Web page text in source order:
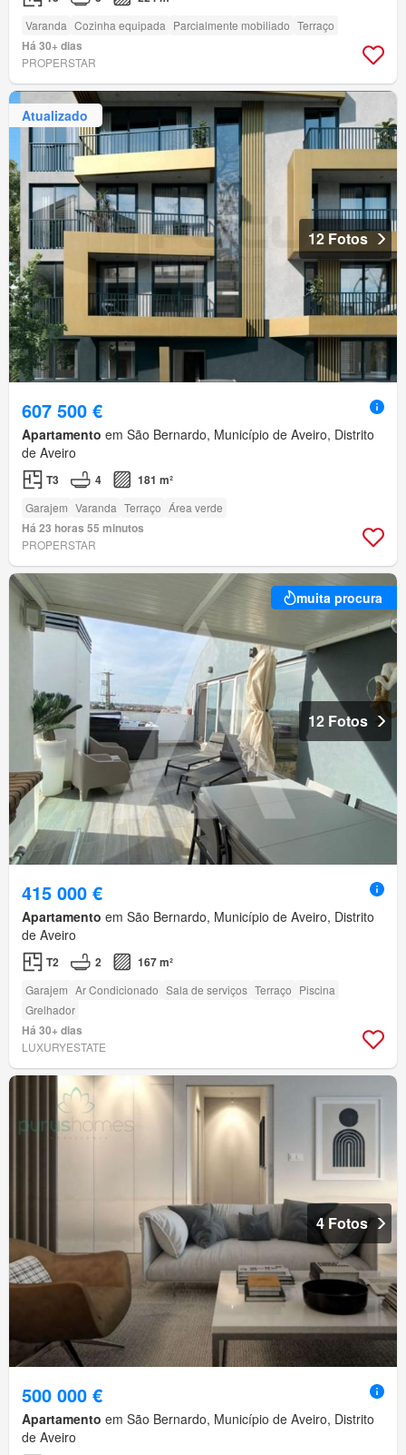
Varanda Cozinha equipada Parcialmente mobiliado Terraço
Há 30+ dias
PROPERSTAR
Atualizado
12 Fotos
607 500 €
Apartamento em São Bernardo, Município de Aveiro, Distrito
de Aveiro
T3 4 181 m²
Garajem Varanda Terraço Área verde
Há 23 horas 55 minutos
PROPERSTAR
muita procura
12 Fotos
415 000 €
Apartamento em São Bernardo, Município de Aveiro, Distrito
de Aveiro
T2 2 167 m²
Garajem Ar Condicionado Sala de serviços Terraço Piscina
Grelhador
Há 30+ dias
LUXURYESTATE
4 Fotos
500 000 €
Apartamento em São Bernardo, Município de Aveiro, Distrito
de Aveiro